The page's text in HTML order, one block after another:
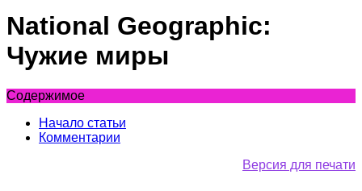
National Geographic:
Чужие миры
Содержимое
Начало статьи
Комментарии
Версия для печати